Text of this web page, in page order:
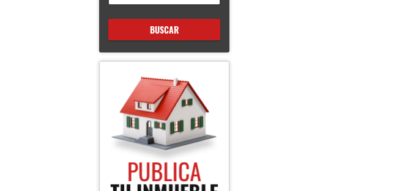
BUSCAR